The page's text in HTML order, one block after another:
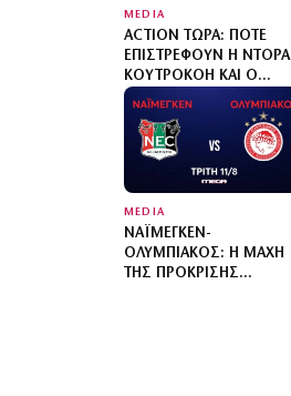
MEDIA
ACTION ΤΏΡΑ: ΠΌΤΕ
ΕΠΙΣΤΡΈΦΟΥΝ Η ΝΤΌΡΑ
ΚΟΥΤΡΟΚΌΗ ΚΑΙ Ο
ΓΙΏΡΓΟΣ ΓΡΗΓΟΡΙΆΔΗΣ
MEDIA
ΝΑΪΜΈΓΚΕΝ-
ΟΛΥΜΠΙΑΚΌΣ: Η ΜΆΧΗ
ΤΗΣ ΠΡΌΚΡΙΣΗΣ